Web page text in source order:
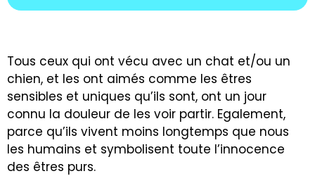
Tous ceux qui ont vécu avec un chat et/ou un
chien, et les ont aimés comme les êtres
sensibles et uniques qu’ils sont, ont un jour
connu la douleur de les voir partir. Egalement,
parce qu’ils vivent moins longtemps que nous
les humains et symbolisent toute l’innocence
des êtres purs.